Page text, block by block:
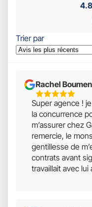
4.8
Trier par
Rachel
5
Étoiles
Sur
5
Super agence !
la concurrence
m’assurer chez
remercie, le
gentillesse de
contrats avant
travaillait avec lui